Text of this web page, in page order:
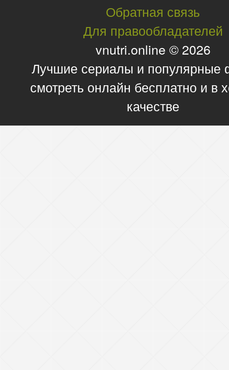
Обратная связь
Для правообладателей
vnutri.online © 2026
Лучшие сериалы и
смотреть онлайн бесплатно и в
качестве